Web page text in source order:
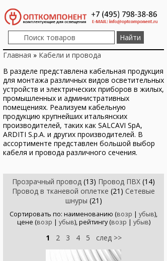
Главная » Кабели и провода
В разделе представлена кабельная продукция
для монтажа различных видов осветительных
устройств и электрических приборов в жилых,
промышленных и административных
помещениях. Реализуем кабельную
продукцию крупнейших итальянских
производителей, таких как SALCAVI SpA,
ARDITI S.p.A. и других производителей. В
ассортименте представлен большой выбор
кабеля и провода различного сечения.
Прозрачный провод (13) Провод ПВХ (14)
Провод в тканевой оплетке (21) Сетевые
шнуры (21)
Сортировать по: наименованию (возр | убыв),
цене (возр | убыв), рейтингу (возр | убыв)
1 2 3 4 5 след >>